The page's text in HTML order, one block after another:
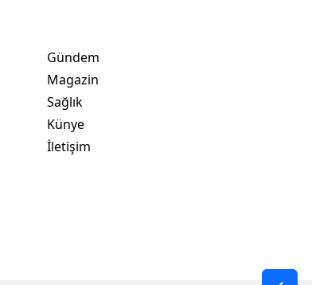
Gündem
Magazin
Sağlık
Künye
İletişim